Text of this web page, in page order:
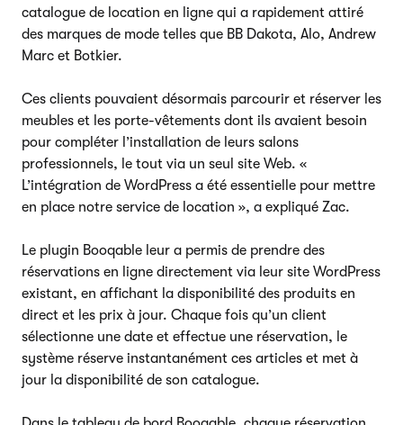
catalogue de location en ligne qui a rapidement attiré
des marques de mode telles que BB Dakota, Alo, Andrew
Marc et Botkier.
Ces clients pouvaient désormais parcourir et réserver les
meubles et les porte-vêtements dont ils avaient besoin
pour compléter l’installation de leurs salons
professionnels, le tout via un seul site Web. «
L’intégration de WordPress a été essentielle pour mettre
en place notre service de location », a expliqué Zac.
Le plugin Booqable leur a permis de prendre des
réservations en ligne directement via leur site WordPress
existant, en affichant la disponibilité des produits en
direct et les prix à jour. Chaque fois qu’un client
sélectionne une date et effectue une réservation, le
système réserve instantanément ces articles et met à
jour la disponibilité de son catalogue.